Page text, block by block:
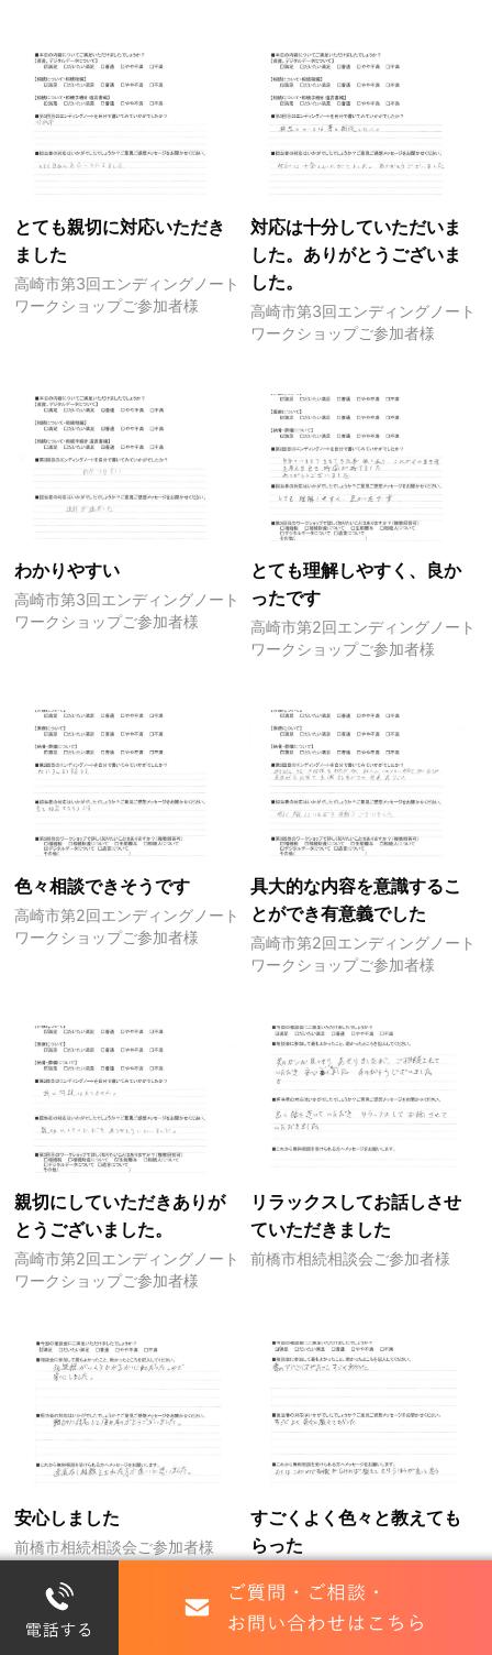
とても親切に対応いただき
ました
高崎市第3回エンディングノート
ワークショップご参加者様
対応は十分していただいま
した。ありがとうございま
した。
高崎市第3回エンディングノート
ワークショップご参加者様
わかりやすい
高崎市第3回エンディングノート
ワークショップご参加者様
とても理解しやすく、良か
ったです
高崎市第2回エンディングノート
ワークショップご参加者様
色々相談できそうです
高崎市第2回エンディングノート
ワークショップご参加者様
具大的な内容を意識するこ
とができ有意義でした
高崎市第2回エンディングノート
ワークショップご参加者様
親切にしていただきありが
とうございました。
高崎市第2回エンディングノート
ワークショップご参加者様
リラックスしてお話しさせ
ていただきました
前橋市相続相談会ご参加者様
安心しました
前橋市相続相談会ご参加者様
すごくよく色々と教えても
らった